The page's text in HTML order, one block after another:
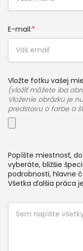
E-mail:*
Vložte fotku vašej
(vložiť môžete iba
Vloženie obrázku je
predstavu o farbe a
Popíšte miestnosť,
vyberáte, bližšie
podrobnosti, hlavne
Všetka ďalšia práca